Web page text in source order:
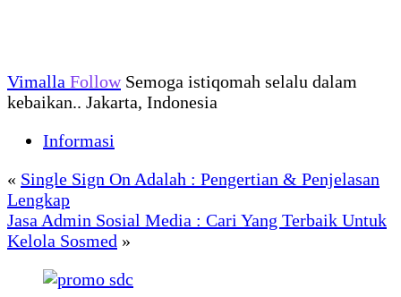
Vimalla Follow Semoga istiqomah selalu dalam
kebaikan.. Jakarta, Indonesia
Informasi
« Single Sign On Adalah : Pengertian & Penjelasan
Lengkap
Jasa Admin Sosial Media : Cari Yang Terbaik Untuk
Kelola Sosmed »